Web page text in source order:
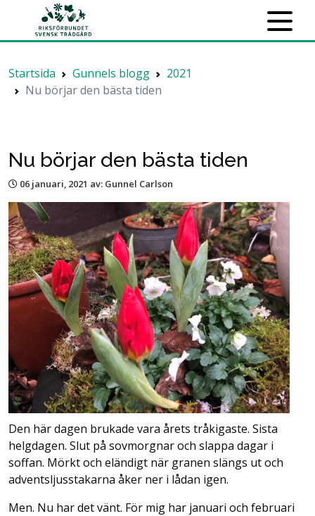
Startsida Gunnels blogg
2021
Nu börjar den bästa tiden
Nu börjar den bästa tiden
06 januari, 2021 av: Gunnel Carlson
Den här dagen brukade vara årets tråkigaste. Sista
helgdagen. Slut på sovmorgnar och slappa dagar i
soffan. Mörkt och eländigt när granen slängs ut och
adventsljusstakarna åker ner i lådan igen.
Men. Nu har det vänt. För mig har januari och februari